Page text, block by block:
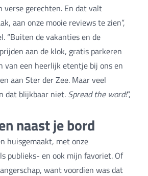
verse gerechten. En dat valt
aan onze mooie reviews te zien”,
“Buiten de vakanties en de
aan de klok, gratis parkeren
van een heerlijk etentje bij ons en
aan Ster der Zee. Maar veel
dat blijkbaar niet. Spread the word!”,
naast je bord
huisgemaakt, met onze
publieks- en ook mijn favoriet. Of
want voordien was dat